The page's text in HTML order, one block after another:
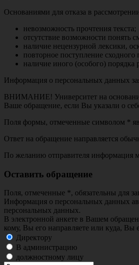
Основаниями для отказа в
невозможность прочтения текста;
отсутствие возможности понять
наличие нецензурной лексики,
повторное поступление
наличие иного (особого)
Информация о персональных данных
ВНИМАНИЕ! Университет на
Ваше обращение, если Вы указали о
Поля формы, отмеченные символом *
Ответ на обращение направляется
По желанию отправителя информация
Оставить обращение
Поля, отмеченные *, обязательны для
Информация о персональных данных
персональных данных.
В электронной анкете в Вашем
кому, Вы его направляете или куда, Вы
Директору
В администрацию
должностному лицу